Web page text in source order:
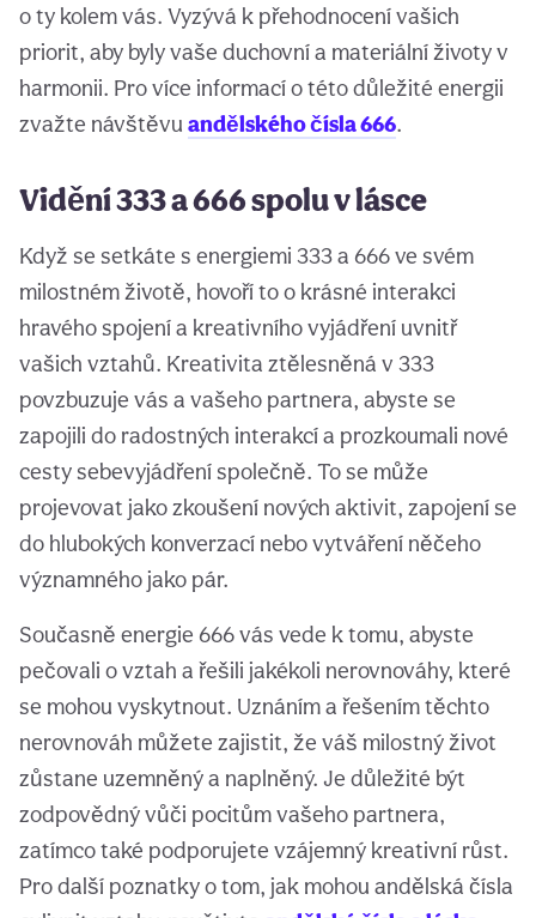
o ty kolem vás. Vyzývá k přehodnocení vašich
priorit, aby byly vaše duchovní a materiální životy v
harmonii. Pro více informací o této důležité energii
zvažte návštěvu andělského čísla 666.
Vidění 333 a 666 spolu v lásce
Když se setkáte s energiemi 333 a 666 ve svém
milostném životě, hovoří to o krásné interakci
hravého spojení a kreativního vyjádření uvnitř
vašich vztahů. Kreativita ztělesněná v 333
povzbuzuje vás a vašeho partnera, abyste se
zapojili do radostných interakcí a prozkoumali nové
cesty sebevyjádření společně. To se může
projevovat jako zkoušení nových aktivit, zapojení se
do hlubokých konverzací nebo vytváření něčeho
významného jako pár.
Současně energie 666 vás vede k tomu, abyste
pečovali o vztah a řešili jakékoli nerovnováhy, které
se mohou vyskytnout. Uznáním a řešením těchto
nerovnováh můžete zajistit, že váš milostný život
zůstane uzemněný a naplněný. Je důležité být
zodpovědný vůči pocitům vašeho partnera,
zatímco také podporujete vzájemný kreativní růst.
Pro další poznatky o tom, jak mohou andělská čísla